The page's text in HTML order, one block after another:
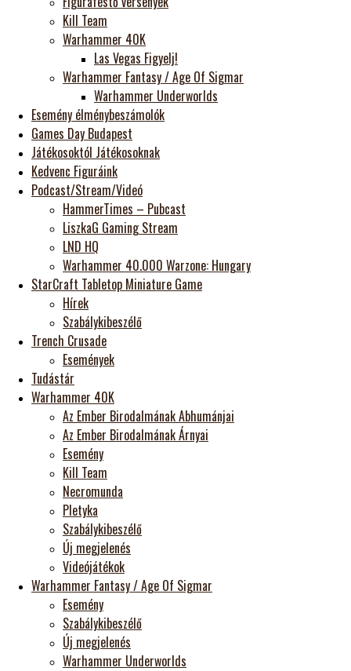
Kill Team
Warhammer 40K
Las Vegas Figyelj!
Warhammer Fantasy / Age Of Sigmar
Warhammer Underworlds
Esemény élménybeszámolók
Games Day Budapest
Játékosoktól Játékosoknak
Kedvenc Figuráink
Podcast/Stream/Videó
HammerTimes – Pubcast
LiszkaG Gaming Stream
LND HQ
Warhammer 40.000 Warzone: Hungary
StarCraft Tabletop Miniature Game
Hírek
Szabálykibeszélő
Trench Crusade
Események
Tudástár
Warhammer 40K
Az Ember Birodalmának Abhumánjai
Az Ember Birodalmának Árnyai
Esemény
Kill Team
Necromunda
Pletyka
Szabálykibeszélő
Új megjelenés
Videójátékok
Warhammer Fantasy / Age Of Sigmar
Esemény
Szabálykibeszélő
Új megjelenés
Warhammer Underworlds